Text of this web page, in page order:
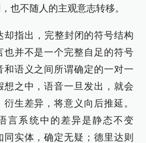
也不随人的主观意志转移。
却指出，完整封闭的符号结构
也并不是一个完整自足的符号
和语义之间所谓确定的一对一
想之中，语音一旦发出，就会
生差异，将意义向后推延。
言系统中的差异是静态不变
同实体，确定无疑；德里达则